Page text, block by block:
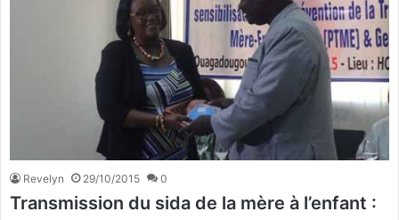
Revelyn 29/10/2015 0
Transmission du sida de la mère à l’enfant :